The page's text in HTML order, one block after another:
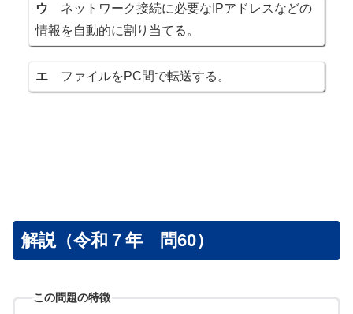
ウ ネットワーク接続に必要なIPアドレスなどの
情報を自動的に割り当てる。
エ ファイルをPC間で転送する。
解説（令和７年 問60）
この問題の特徴